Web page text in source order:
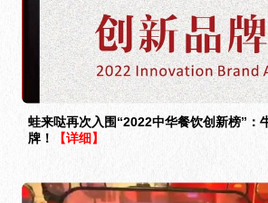
蛙来哒再次入围“2022中华餐饮创新榜”：
牌！
【详细】